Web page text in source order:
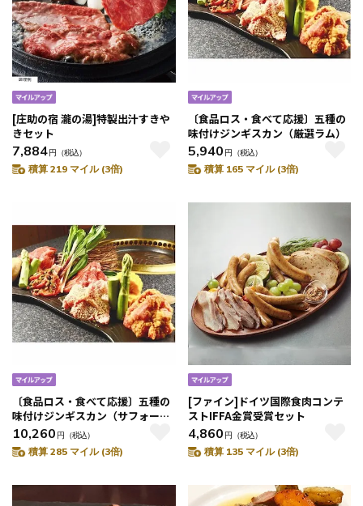
[庄助の宿 瀧の湯]特製出汁すきや
きセット
7,884円 （税込）
積算 219 マイル (3倍)
〔食品ロス・食べて応援〕五種の
味付けジンギスカン（厳選ラム）
5,940 円 （税込）
積算 165 マイル (3倍)
〔食品ロス・食べて応援〕五種の
味付けジンギスカン（サフォーク
クロスラム）
10,260 円 （税込）
積算 285 マイル (3倍)
[ファイン]ドイツ国際食肉コンテ
ストIFFA金賞受賞セット
4,860 円 （税込）
積算 135 マイル (3倍)